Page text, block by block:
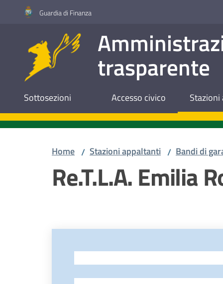
Vai al contenuto
Vai alla navigazione
Vai al footerGuardia di Finanza
trasparente
Sottosezioni Accesso civico
Home / Stazioni appaltanti / Bandi di
Re.T.L.A. Emilia
-